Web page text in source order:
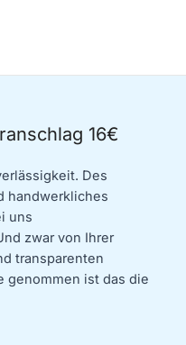
16€
Des
handwerkliches
uns
zwar von Ihrer
transparenten
genommen ist das die